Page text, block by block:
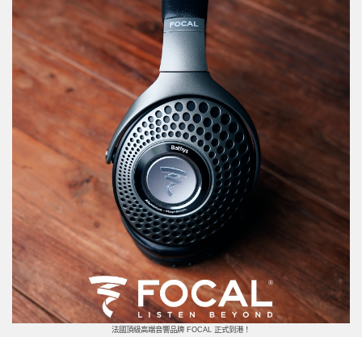
法國頂級高端音響品牌 FOCAL 正式到港！